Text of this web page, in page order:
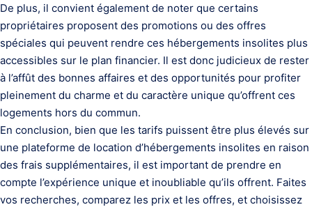
De plus, il convient également de noter que certains
propriétaires proposent des promotions ou des offres
spéciales qui peuvent rendre ces hébergements insolites plus
accessibles sur le plan financier. Il est donc judicieux de rester
à l’affût des bonnes affaires et des opportunités pour profiter
pleinement du charme et du caractère unique qu’offrent ces
logements hors du commun.
En conclusion, bien que les tarifs puissent être plus élevés sur
une plateforme de location d’hébergements insolites en raison
des frais supplémentaires, il est important de prendre en
compte l’expérience unique et inoubliable qu’ils offrent. Faites
vos recherches, comparez les prix et les offres, et choisissez